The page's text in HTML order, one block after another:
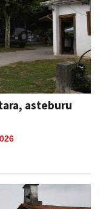
asteburu